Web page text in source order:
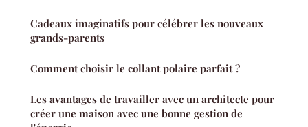
Cadeaux imaginatifs pour célébrer les nouveaux
grands-parents
Comment choisir le collant polaire parfait ?
Les avantages de travailler avec un architecte pour
créer une maison avec une bonne gestion de